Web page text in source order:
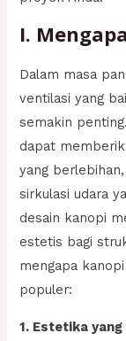
I.
Dalam masa
ventilasi yang
semakin
dapat
yang
sirkulasi udara
desain kanopi
estetis bagi
mengapa
populer:
1. Estetika